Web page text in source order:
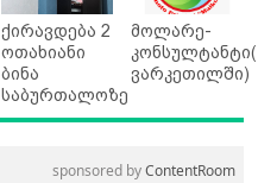
ქირავდება 2
ოთახიანი
ბინა
საბურთალოზე
მოლარე-
კონსულტანტი(
ვარკეთილში)
sponsored byContentRoom